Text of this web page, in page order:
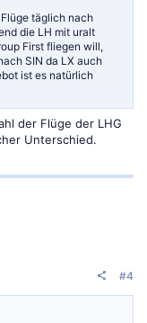
täglich nach
die LH mit uralt
First fliegen will,
SIN da LX auch
ist es natürlich
der Flüge der LHG
Unterschied.
#4